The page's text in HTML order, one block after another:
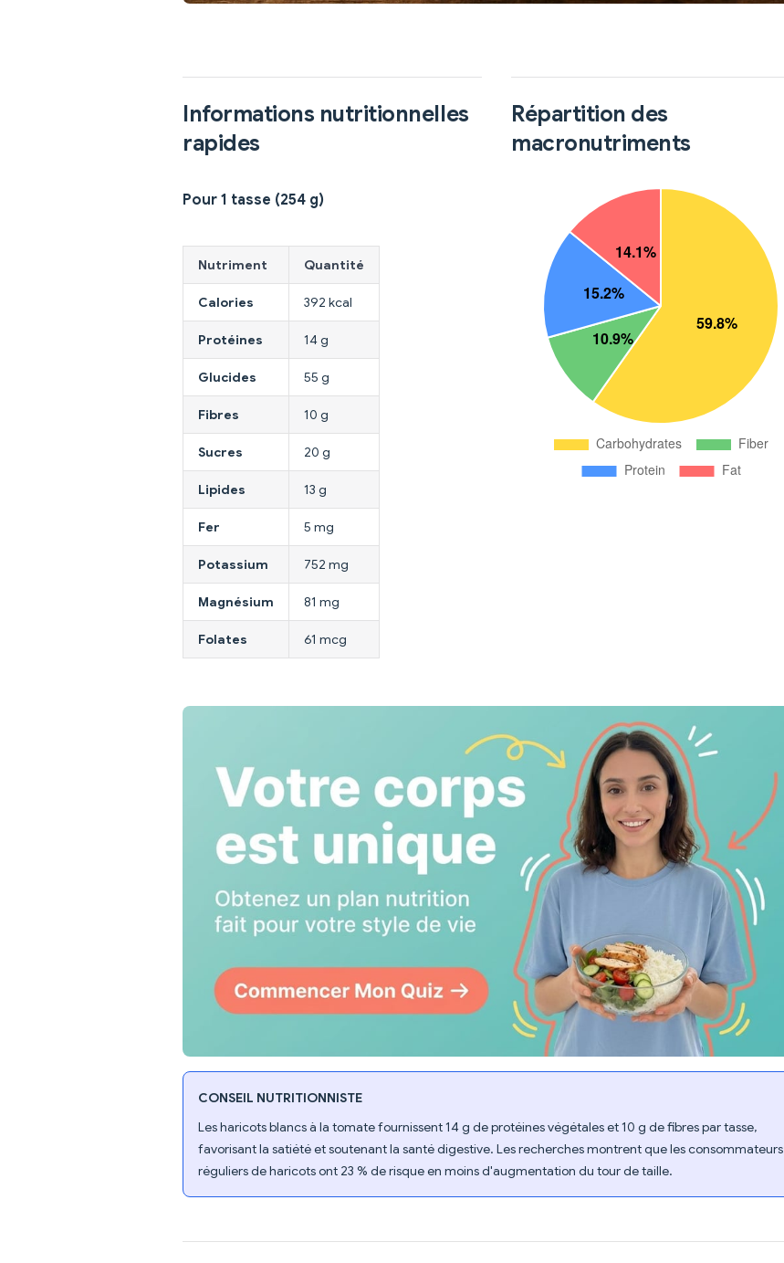
Informations nutritionnelles
rapides
Pour 1 tasse (254 g)
Nutriment Quantité
Calories 392 kcal
Protéines 14 g
Glucides 55 g
Fibres 10 g
Sucres 20 g
Lipides 13 g
Fer 5 mg
Potassium 752 mg
Magnésium 81 mg
Folates 61 mcg
Répartition des
macronutriments
CONSEIL NUTRITIONNISTE
Les haricots blancs à la tomate fournissent 14 g de protéines végétales et 10 g de fibres par tasse,
favorisant la satiété et soutenant la santé digestive. Les recherches montrent que les consommateurs
réguliers de haricots ont 23 % de risque en moins d'augmentation du tour de taille.